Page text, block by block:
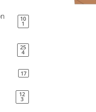
10
1
25
4
17
12
3